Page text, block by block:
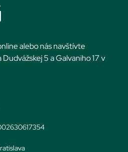
alebo nás navštívte
5 a Galvaniho 17 v